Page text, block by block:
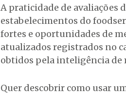
A praticidade de avaliações
estabelecimentos do
fortes e oportunidades de
atualizados registrados no
obtidos pela inteligência de
Quer descobrir como usar